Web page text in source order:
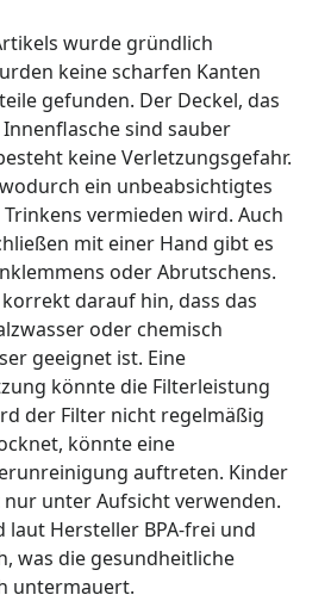
wurde gründlich
keine scharfen Kanten
gefunden. Der Deckel, das
sind sauber
keine Verletzungsgefahr.
ein unbeabsichtigtes
vermieden wird. Auch
mit einer Hand gibt es
oder Abrutschens.
darauf hin, dass das
oder chemisch
geeignet ist. Eine
könnte die Filterleistung
der Filter nicht regelmäßig
könnte eine
auftreten. Kinder
unter Aufsicht verwenden.
laut Hersteller BPA-frei und
was die gesundheitliche
untermauert.